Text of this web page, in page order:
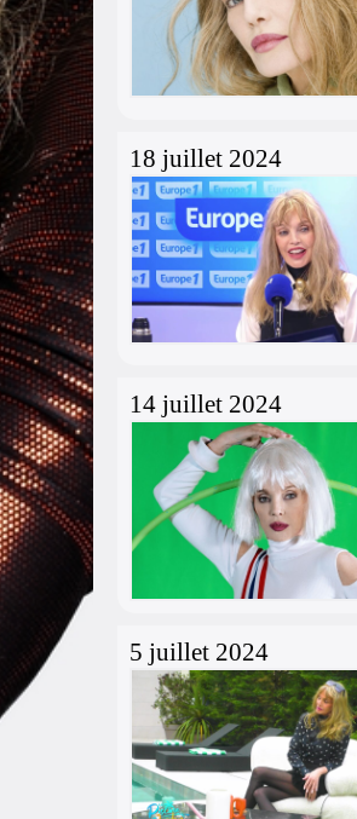
18 juillet 2024
14 juillet 2024
5 juillet 2024